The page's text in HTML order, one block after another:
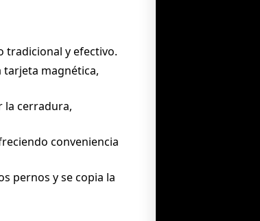
tradicional y efectivo.
tarjeta magnética,
la cerradura,
conveniencia
pernos y se copia la